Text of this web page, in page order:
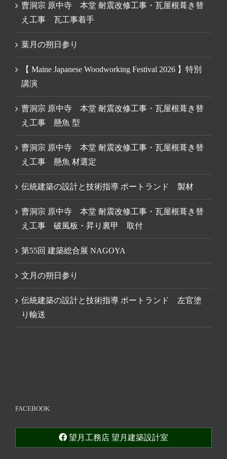
曹洞宗 原中寺 本堂 耐震改修工事・瓦屋根葺き替
え工事 瓦工事着手
葉月の朔日参り
【 Maine Japanese Woodworking Festival 2026 】特別
講演
曹洞宗 原中寺 本堂 耐震改修工事・瓦屋根葺き替
え工事 懸魚 型
曹洞宗 原中寺 本堂 耐震改修工事・瓦屋根葺き替
え工事 懸魚 材選定
伝統建築の設計と技術指導 ポートランド 製材
曹洞宗 原中寺 本堂 耐震改修工事・瓦屋根葺き替
え工事 破風板・昇り裏甲 取付
第55回 建築総合展 NAGOYA
文月の朔日参り
伝統建築の設計と技術指導 ポートランド 左官塗
り輸送
FACEBOOK
望月工務店 望月建築設計室